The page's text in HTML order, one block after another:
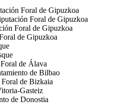
Foral de Gipuzkoa
Foral de Gipuzkoa
Foral de Gipuzkoa
de Gipuzkoa
de Álava
de Bilbao
de Bizkaia
Gasteiz
de Donostia